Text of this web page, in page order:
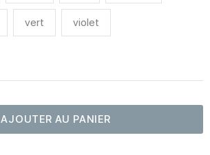
vert violet
AJOUTER AU PANIER